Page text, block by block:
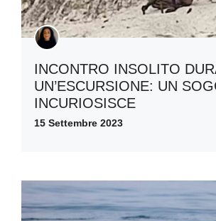
INCONTRO INSOLITO
UN’ESCURSIONE: UN
INCURIOSISCE
15 Settembre 2023